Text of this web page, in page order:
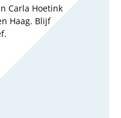
Carla Hoetink
Haag. Blijf